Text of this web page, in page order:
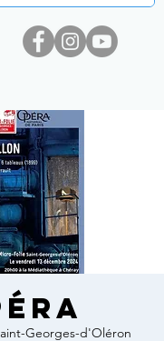
Georges-d'Oléron